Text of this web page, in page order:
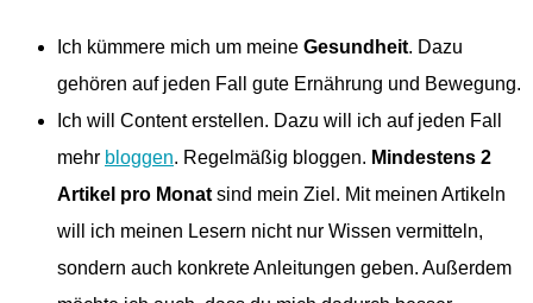
Ich kümmere mich um meine Gesundheit. Dazu
gehören auf jeden Fall gute Ernährung und Bewegung.
Ich will Content erstellen. Dazu will ich auf jeden Fall
mehr bloggen. Regelmäßig bloggen. Mindestens 2
Artikel pro Monat sind mein Ziel. Mit meinen Artikeln
will ich meinen Lesern nicht nur Wissen vermitteln,
sondern auch konkrete Anleitungen geben. Außerdem